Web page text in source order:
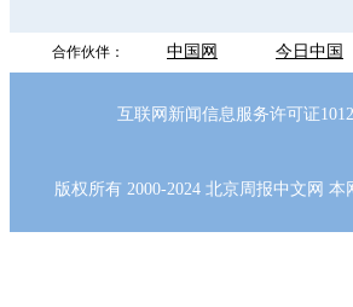
合作伙伴： 中国网 今日中国
互联网新闻信息服务许可证
版权所有 2000-2024 北京周报中文网